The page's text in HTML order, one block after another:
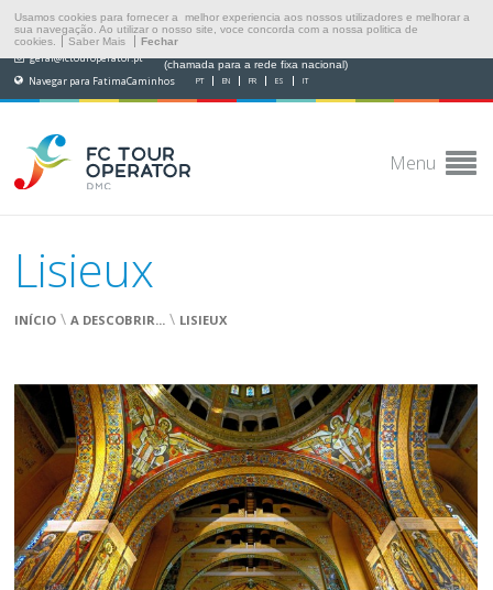
Usamos cookies para fornecer a melhor experiencia aos nossos utilizadores e melhorar a
sua navegação. Ao utilizar o nosso site, voce concorda com a nossa politica de
cookies.
Saber Mais Fechar
geral@fctouroperator.pt (chamada para a rede fixa nacional)
Navegar para FatimaCaminhos PT EN FR ES IT
Menu
Lisieux
INÍCIO \ A DESCOBRIR... \ LISIEUX